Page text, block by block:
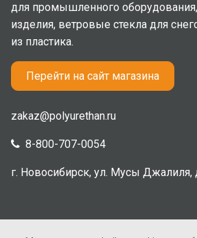
для промышленного
изделия, ветровые стекла для
из пластика.
Перейти на сайт магазина
zakaz@polyurethan.ru
8-800-707-0054
г. Новосибирск, ул. Мусы Джалиля,